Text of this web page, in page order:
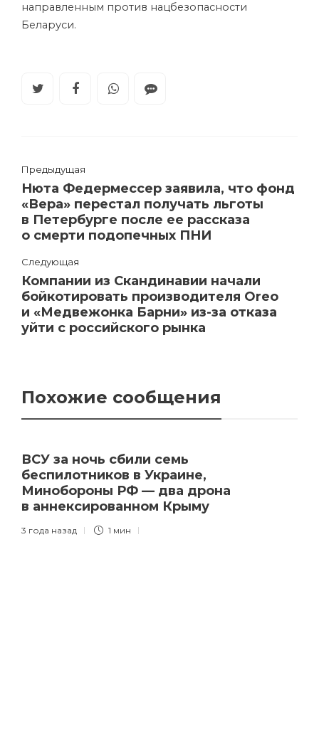
направленным против нацбезопасности
Беларуси.
Предыдущая
Нюта Федермессер заявила, что фонд
«Вера» перестал получать льготы
в Петербурге после ее рассказа
о смерти подопечных ПНИ
Следующая
Компании из Скандинавии начали
бойкотировать производителя Oreo
и «Медвежонка Барни» из-за отказа
уйти с российского рынка
Похожие сообщения
ВСУ за ночь сбили семь
беспилотников в Украине,
Минобороны РФ — два дрона
в аннексированном Крыму
3 года назад 1 мин